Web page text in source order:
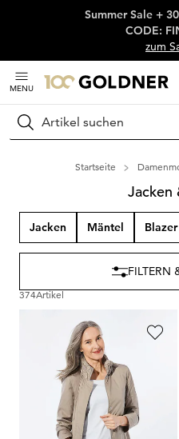
Überspringe Navigation,
Summer Sale +
CODE:
zum
MENU
Suchen
Startseite
Jacken
Jacken Mäntel Blazer
374Artikel
FILTERN
209,95 €
30-Tage-Bestpreis**: 159,95 €